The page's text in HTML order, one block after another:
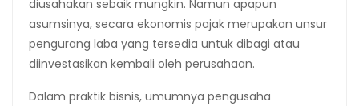
diusahakan sebaik mungkin. Namun apapun
asumsinya, secara ekonomis pajak merupakan unsur
pengurang laba yang tersedia untuk dibagi atau
diinvestasikan kembali oleh perusahaan.
Dalam praktik bisnis, umumnya pengusaha